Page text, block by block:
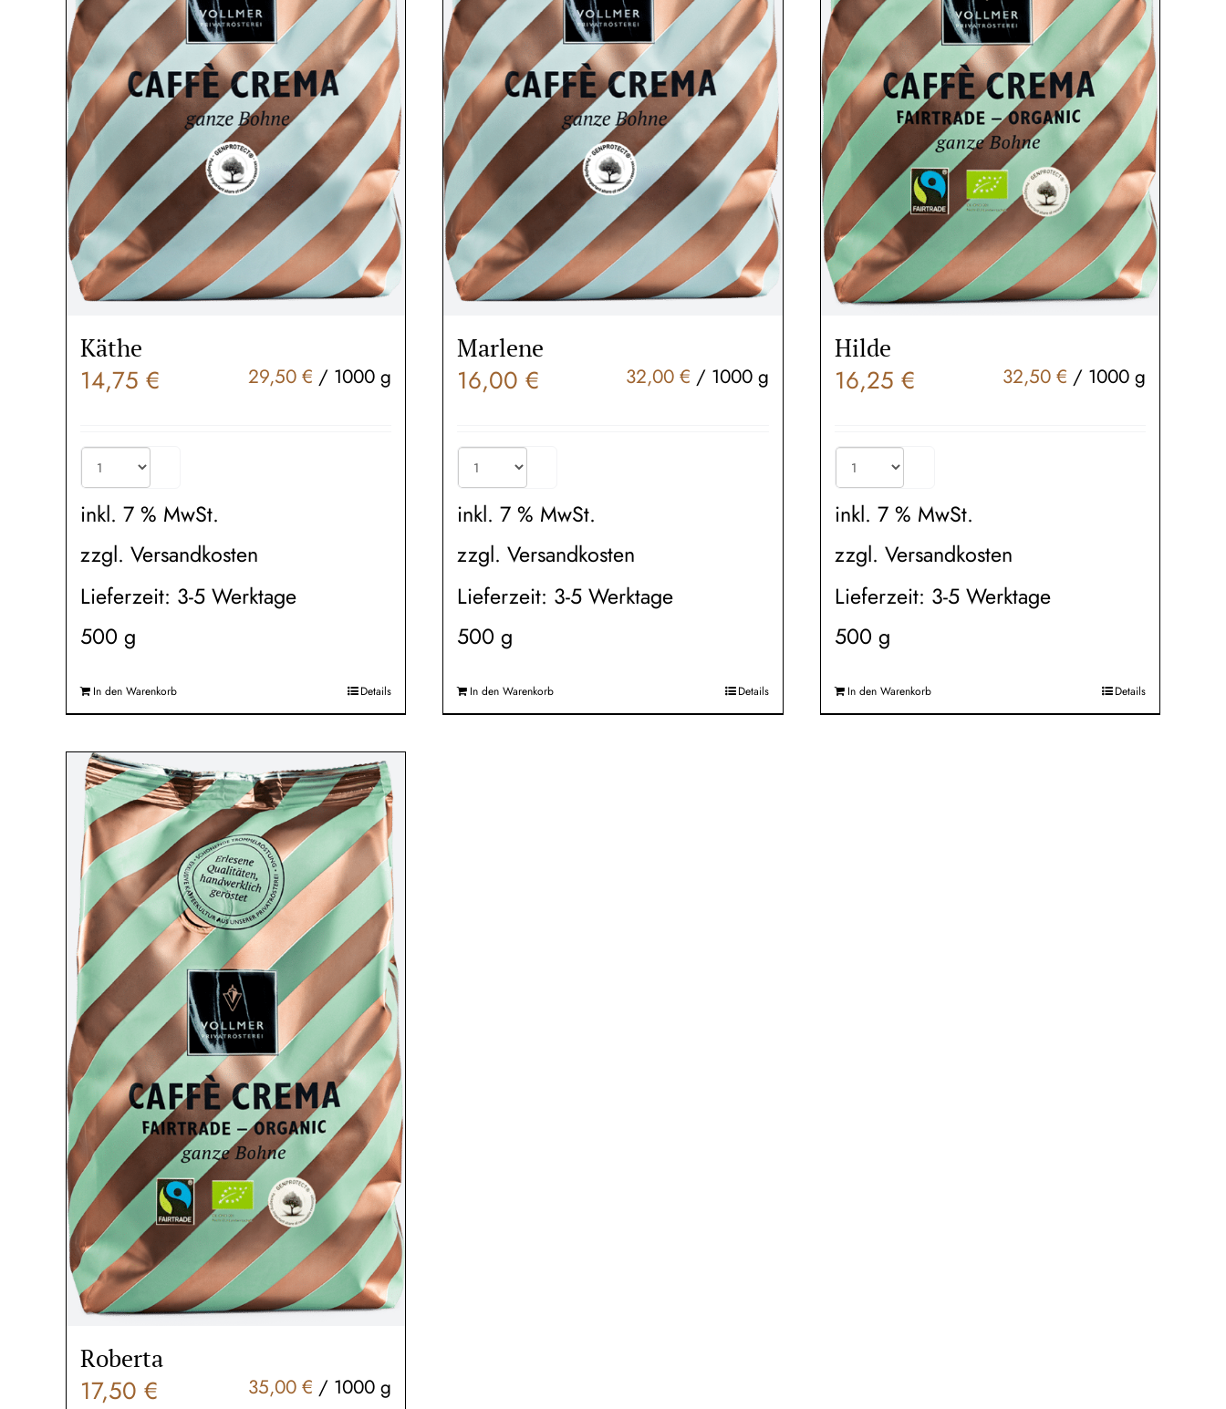
Käthe
14,75 € 29,50€ / 1000 g
inkl. 7 % MwSt.
zzgl. Versandkosten
Lieferzeit: 3-5 Werktage
500 g
In den Warenkorb Details
Marlene
16,00€ 32,00 € / 1000 g
inkl. 7 % MwSt.
zzgl.Versandkosten
Lieferzeit: 3-5 Werktage
500g
In den Warenkorb Details
Hilde
16,25 € 32,50 € / 1000 g
inkl. 7 % MwSt.
zzgl. Versandkosten
Lieferzeit: 3-5 Werktage
500 g
In den Warenkorb Details
Roberta
17,50 € 35,00€ / 1000 g